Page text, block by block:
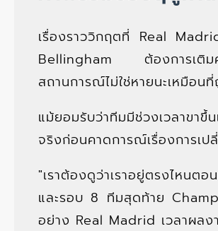
เรื่องราววิกฤตที่ Real
Bellingham ต้องการเติมค
สถานการณ์ไม่ใช่หายนะเหมือน
แม้ยอมรับว่าทีมมีช่วงเวลาขา
จริงก่อนคาดการณ์เรื่องการเป
"เราต้องดูว่าเราอยู่ตรงไห
และรอบ 8 ทีมสุดท้าย
อย่าง Real Madrid เวลาผล